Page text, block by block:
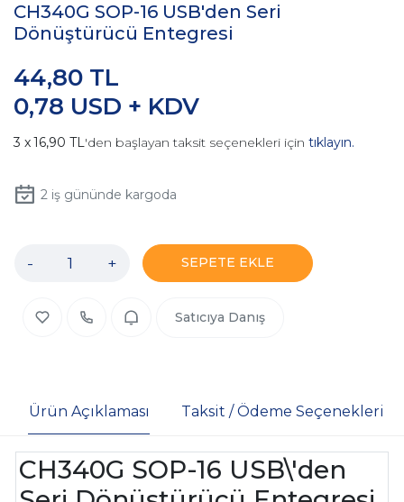
CH340G SOP-16 USB'den Seri
Dönüştürücü Entegresi
0,78 USD + KDV
44,80 TL
16,90 TL'den başlayan taksit seçenekleri için tıklayın.
2iş gününde kargoda
- + SEPETE EKLE
Satıcıya Danış
Ürün Açıklaması Taksit / Ödeme Seçenekleri
CH340G SOP-16 USB\'den